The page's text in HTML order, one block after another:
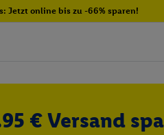
Jetzt online bis zu -66% sparen!
€ Versand